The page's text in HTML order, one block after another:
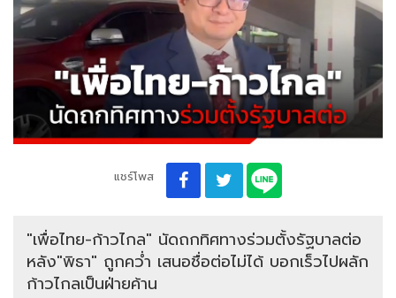
แชร์โพส
"เพื่อไทย-ก้าวไกล" นัดถกทิศทางร่วมตั้งรัฐบาลต่อ
หลัง"พิธา" ถูกคว่ำ เสนอชื่อต่อไม่ได้ บอกเร็วไปผลัก
ก้าวไกลเป็นฝ่ายค้าน